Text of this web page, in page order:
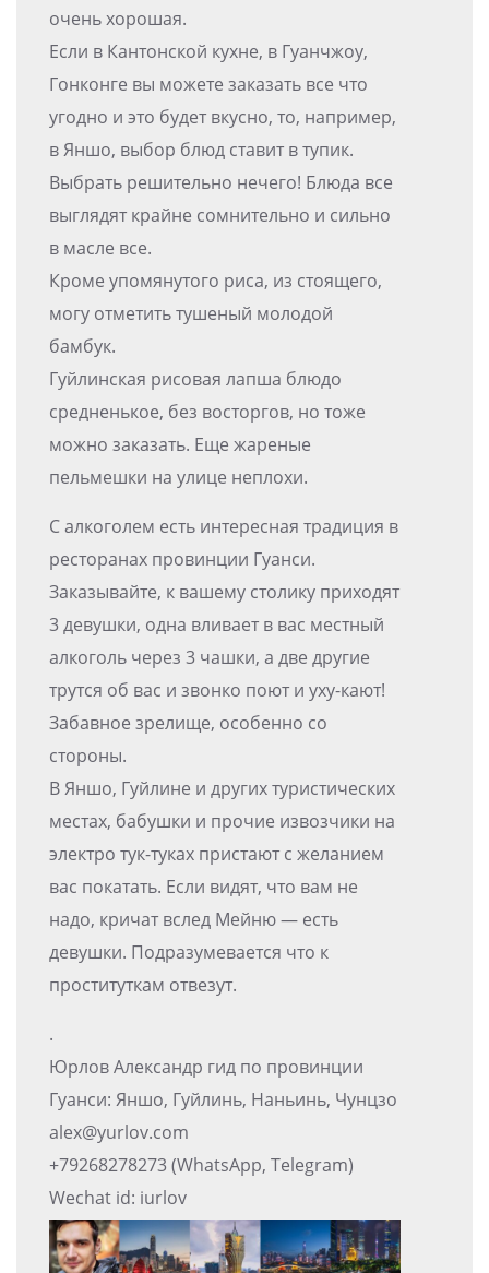
очень хорошая.
Если в Кантонской кухне, в Гуанчжоу,
Гонконге вы можете заказать все что
угодно и это будет вкусно, то, например,
в Яншо, выбор блюд ставит в тупик.
Выбрать решительно нечего! Блюда все
выглядят крайне сомнительно и сильно
в масле все.
Кроме упомянутого риса, из стоящего,
могу отметить тушеный молодой
бамбук.
Гуйлинская рисовая лапша блюдо
средненькое, без восторгов, но тоже
можно заказать. Еще жареные
пельмешки на улице неплохи.
С алкоголем есть интересная традиция в
ресторанах провинции Гуанси.
Заказывайте, к вашему столику приходят
3 девушки, одна вливает в вас местный
алкоголь через 3 чашки, а две другие
трутся об вас и звонко поют и уху-кают!
Забавное зрелище, особенно со
стороны.
В Яншо, Гуйлине и других туристических
местах, бабушки и прочие извозчики на
электро тук-туках пристают с желанием
вас покатать. Если видят, что вам не
надо, кричат вслед Мейню — есть
девушки. Подразумевается что к
проституткам отвезут.
.
Юрлов Александр гид по провинции
Гуанси: Яншо, Гуйлинь, Наньинь, Чунцзо
alex@yurlov.com
+79268278273 (WhatsApp, Telegram)
Wechat id: iurlov